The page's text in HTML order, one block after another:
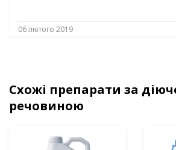
06 лютого 2019
Схожі препарати за
речовиною